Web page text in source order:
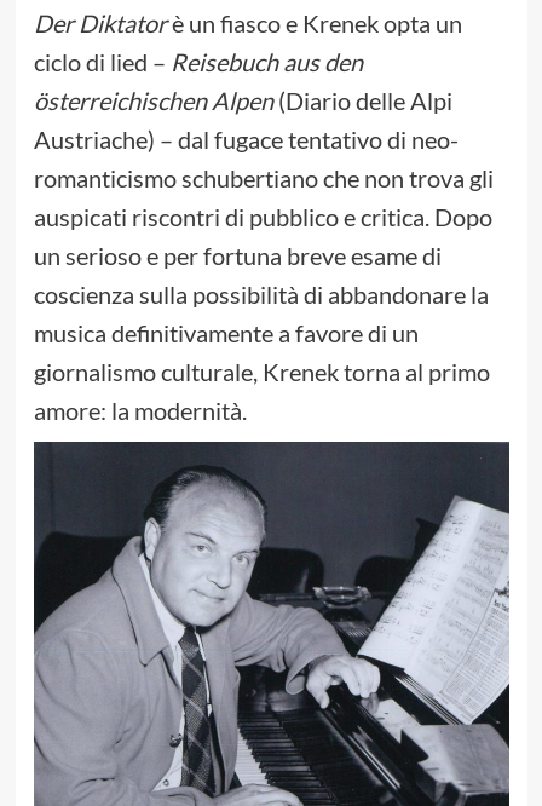
Der Diktatorè un fiasco e Krenek opta un
ciclo di lied – Reisebuch aus den
österreichischen Alpen(Diario delle Alpi
Austriache) – dal fugace tentativo di neo-
romanticismo schubertiano che non trova gli
auspicati riscontri di pubblico e critica. Dopo
un serioso e per fortuna breve esame di
coscienza sulla possibilità di abbandonare la
musica definitivamente a favore di un
giornalismo culturale, Krenek torna al primo
amore: la modernità.